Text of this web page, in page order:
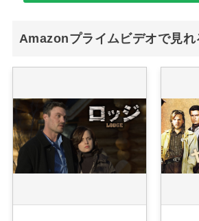
Amazonプライムビデオで見れ